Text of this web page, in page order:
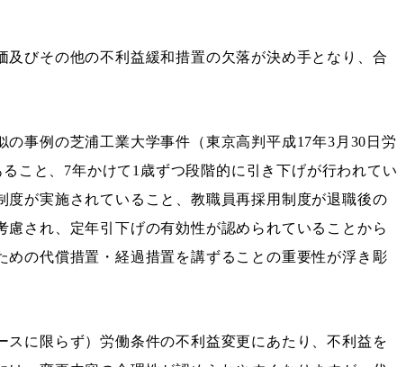
びその他の不利益緩和措置の欠落が決め手となり、合
事例の芝浦工業大学事件（東京高判平成17年3月30日労
こと、7年かけて1歳ずつ段階的に引き下げが行われてい
が実施されていること、教職員再採用制度が退職後の
され、定年引下げの有効性が認められていることから
の代償措置・経過措置を講ずることの重要性が浮き彫
に限らず）労働条件の不利益変更にあたり、不利益を